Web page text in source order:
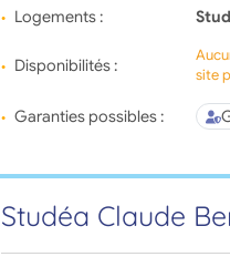
Logements :
Disponibilités :
site
Garanties possibles :
Studéa Claude